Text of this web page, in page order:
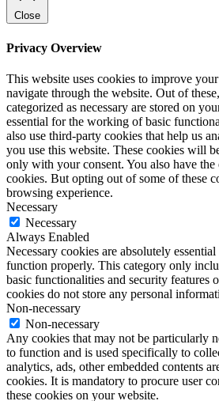
Close
Privacy Overview
This website uses cookies to improve
navigate through the website. Out of
categorized as necessary are stored on
essential for the working of basic
also use third-party cookies that help us
you use this website. These cookies will
only with your consent. You also have
cookies. But opting out of some of these
browsing experience.
Necessary
Necessary
Always Enabled
Necessary cookies are absolutely
function properly. This category only
basic functionalities and security features
cookies do not store any personal
Non-necessary
Non-necessary
Any cookies that may not be particularly
to function and is used specifically to
analytics, ads, other embedded contents
cookies. It is mandatory to procure user
these cookies on your website.